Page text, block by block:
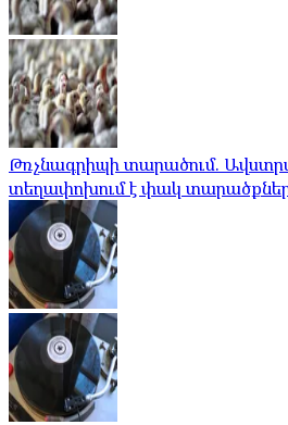
Թռչնագրիպի տարածում.
տեղափոխում է փակ